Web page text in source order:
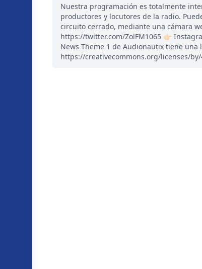
Nuestra programación es totalmente
productores y locutores de la radio.
circuito cerrado, mediante una cámara
https://twitter.com/ZolFM1065 👉🏻
News Theme 1 de Audionautix tiene
https://creativecommons.org/licenses/